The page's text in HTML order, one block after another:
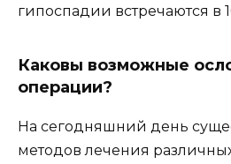
гипоспадии встречаются в
Каковы возможные
операции?
На сегодняшний день
методов лечения